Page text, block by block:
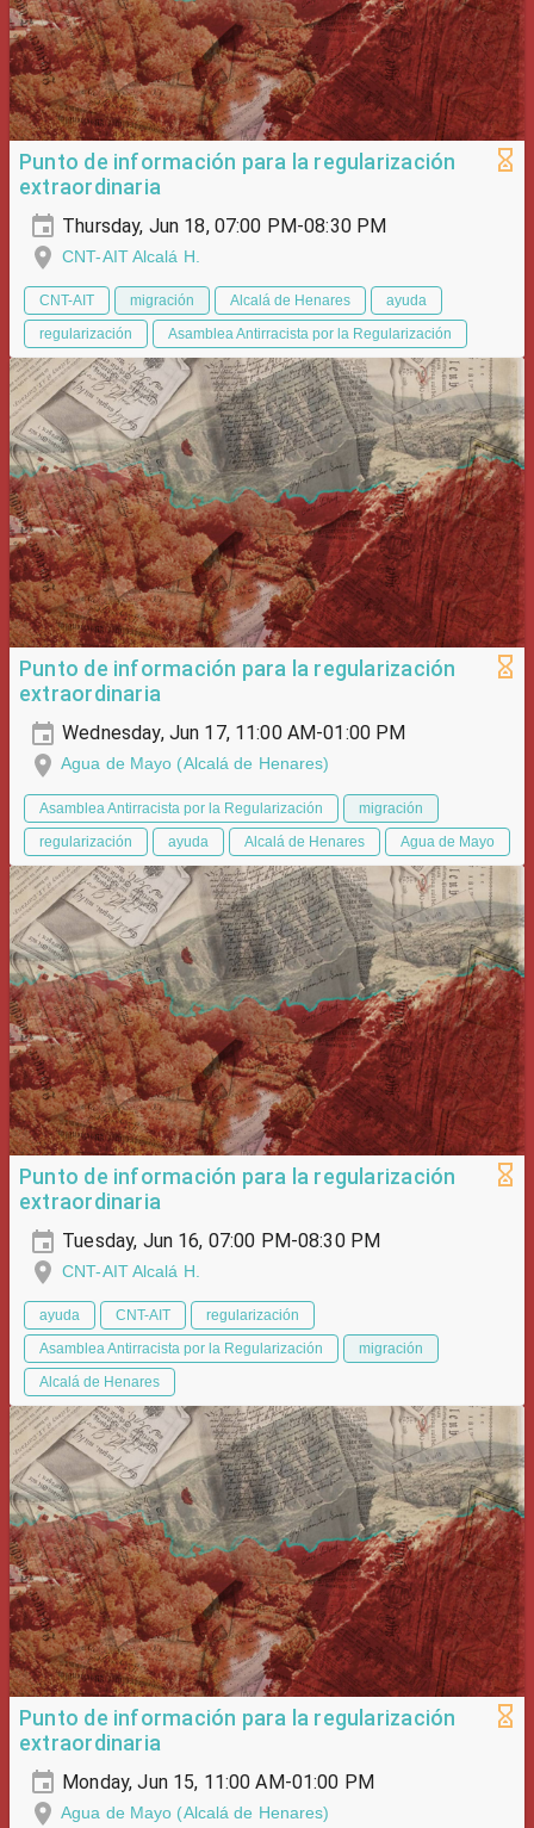
Punto de información para la regularización
extraordinaria
Thursday, Jun 18, 07:00 PM-08:30 PM
CNT-AIT Alcalá H.
CNT-AIT migración Alcalá de Henares
ayuda
regularización
Asamblea Antirracista por la Regularización
Punto de información para la regularización
extraordinaria
Wednesday, Jun 17, 11:00 AM-01:00 PM
Agua de Mayo (Alcalá de Henares)
Asamblea Antirracista por la Regularización
migración
regularización
ayuda Alcalá de Henares Agua de Mayo
Punto de información para la regularización
extraordinaria
Tuesday, Jun 16, 07:00 PM-08:30 PM
CNT-AIT Alcalá H.
ayuda CNT-AIT
regularización
Asamblea Antirracista por la Regularización
migración
Alcalá de Henares
Punto de información para la regularización
extraordinaria
Monday, Jun 15, 11:00 AM-01:00 PM
Agua de Mayo (Alcalá de Henares)